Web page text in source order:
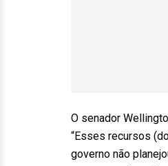
O senador
“Esses recursos
governo não